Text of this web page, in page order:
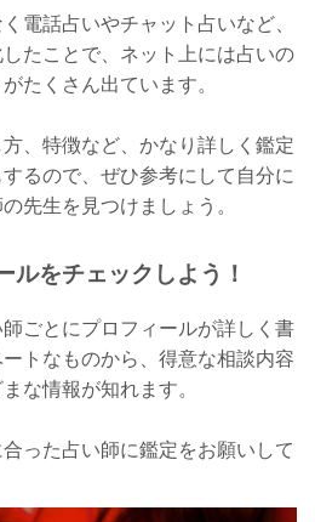
電話占いやチャット占いなど、
たことで、ネット上には占いの
たくさん出ています。
、特徴など、かなり詳しく鑑定
るので、ぜひ参考にして自分に
先生を見つけましょう。
ルをチェックしよう！
ごとにプロフィールが詳しく書
トなものから、得意な相談内容
な情報が知れます。
った占い師に鑑定をお願いして